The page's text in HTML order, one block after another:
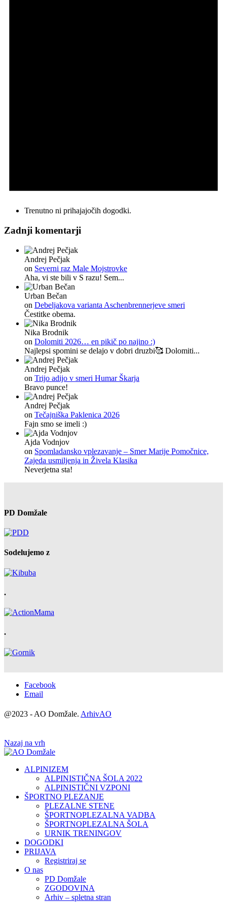
Trenutno ni prihajajočih dogodki.
Zadnji komentarji
Andrej Pečjak
on Severni raz Male Mojstrovke
Aha, vi ste bili v S razu! Sem...
Urban Bečan
on Debeljakova varianta Aschenbrennerjeve smeri
Čestitke obema.
Nika Brodnik
on Dolomiti 2026… en pikič po najino :)
Najlepsi spomini se delajo v dobri druzbi🥰 Dolomiti...
Andrej Pečjak
on Trijo adijo v smeri Humar Škarja
Bravo punce!
Andrej Pečjak
on Tečajniška Paklenica 2026
Fajn smo se imeli :)
Ajda Vodnjov
on Spomladansko vplezavanje – Smer Marije Pomočnice,
Zajeda usmiljenja in Živela Klasika
Neverjetna sta!
PD Domžale
Sodelujemo z
.
.
Facebook
Email
@2023 - AO Domžale. ArhivAO
Nazaj na vrh
ALPINIZEM
ALPINISTIČNA ŠOLA 2022
ALPINISTIČNI VZPONI
ŠPORTNO PLEZANJE
PLEZALNE STENE
ŠPORTNOPLEZALNA VADBA
ŠPORTNOPLEZALNA ŠOLA
URNIK TRENINGOV
DOGODKI
PRIJAVA
Registriraj se
O nas
PD Domžale
ZGODOVINA
Arhiv – spletna stran